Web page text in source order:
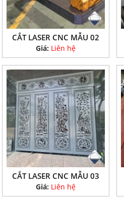
CẮT LASER CNC MẪU 02
Giá: Liên hệ
CẮT LASER CNC MẪU 03
Giá: Liên hệ